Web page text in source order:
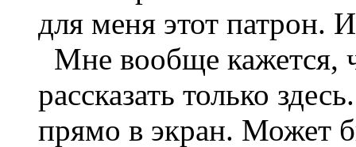
для меня этот патрон.
Мне вообще кажется,
рассказать только
прямо в экран. Может